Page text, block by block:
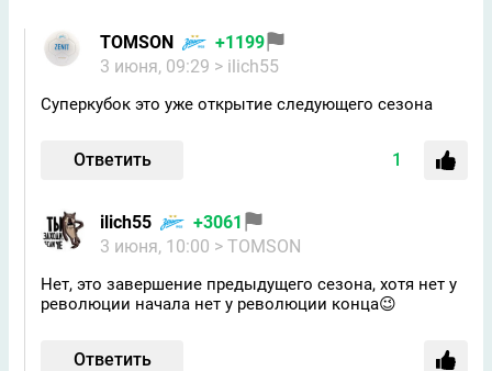
TOMSON
+1199
3 июня, 09:29 > ilich55
Суперкубок это уже открытие следующего сезона
Ответить 1
ilich55
+3061
3 июня, 10:00 > TOMSON
Нет, это завершение предыдущего сезона, хотя нет у
революции начала нет у революции конца😉
Ответить